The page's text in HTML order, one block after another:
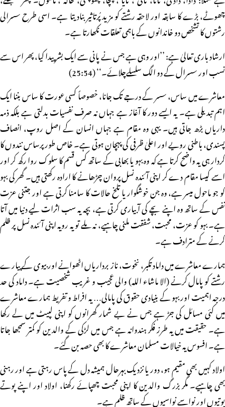
چھوٹے، بڑے کا سابقہ اور لاحقہ رشتے کو مزید پُرتاثیر بنادیتا ہے۔ اسی طرح سسرالی
رشتوں کا تشخص دو خاندانوں کے باہمی تعلقات نکھارتا ہے۔
ارشاد باری تعالیٰ ہے: ’’اور وہی ہے جس نے پانی سے ایک بشر پیدا کیا، پھر اس سے
نسب اور سسرال کے دو الگ سلسلےچلائے۔‘‘ (25:54)
معاشرے میں ساس، سسر کے درجے تک جانا، خصوصاً کسی عورت کا ساس بننا ایک
اہم تبدیلی ہے۔ یہ ایسے دور کا آغاز ہے جہاں نہ صرف نفسیات بدلتی ہے بلکہ ذمہ
داریاں بڑھ جاتی ہیں۔ یہی وہ مقام ہے جہاں انسان کے اصل روپ، انصاف
پسندی، باطنی رویے اور اعلیٰ ظرفی کی پہچان ہوتی ہے۔ خاص طور پرساس نندوں کا
کردار ہی یہ واضح کرتا ہے کہ وہ بہو یا بھابی کے ساتھ کس قسم کا سلوک روا رکھ کر اور
اسے کیسا مقام دے کر اپنی آئندہ نسل پروان چڑھانے کا ارادہ رکھتی ہیں۔ گھر کی بہو
کو جو ماحول میسر ہے، وہ جن خوشگوار یا تلخ حالات کا سامنا کرتی ہے اور جتنی عزت
نفس کے ساتھ وہ اپنے بچے کی آبیاری کرتی ہے، بچہ یہ سب اثرات لیے دنیا میں آتا
ہے۔ بہو کو عزت، محبت، شفقت ملنی چاہیے، نہ ملے تو یہ رویہ اپنی آئندہ نسل پر ظلم
کرنے کے مترادف ہے۔
ہمارے معاشرے میں داماد تکبر، نخوت، ناز برداریاں اٹھوانے اور بیوی کے پیارے
رشتے کو پامال کرنے (الا ماشاء اللہ) والی عجیب و غریب شخصیت ہے۔ داماد کی حد
درجہ اہمیت اور بہو کے بنیادی حقوق کی پامالی… یہ افراط و تفریط ہمارے معاشرے
میں کئی مسائل کی جڑ ہے جس نے بے شمار گھرانوں کو اپنی لپیٹ میں لے رکھا
ہے۔ حقیقت میں یہ طرز فکر ہندوانہ ہے جس میں لڑکی کے والدین کو کمتر سمجھا جاتا
ہے۔ افسوس یہ خیالات مسلمان معاشرے کا بھی حصہ بن گئے۔
اولاد کہیں بھی مقیم ہو، دور یا نزدیک بہرحال ہمیشہ دل کے پاس رہتی ہے اور رہنی
بھی چاہیے۔ مگر بزرگ والدین کا اپنی محبت چھپائے رکھنا، اولاد اور اپنے پوتے
پوتیوں اور نواسے نواسیوں کے ساتھ ظلم ہے۔